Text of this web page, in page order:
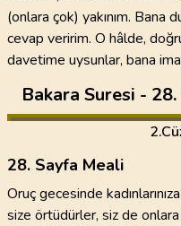
(onlara çok) yakınım. Bana
cevap veririm. O hâlde,
davetime uysunlar, bana
Bakara Suresi -
2
28. Sayfa Meali
Oruç gecesinde
size örtüdürler, siz de